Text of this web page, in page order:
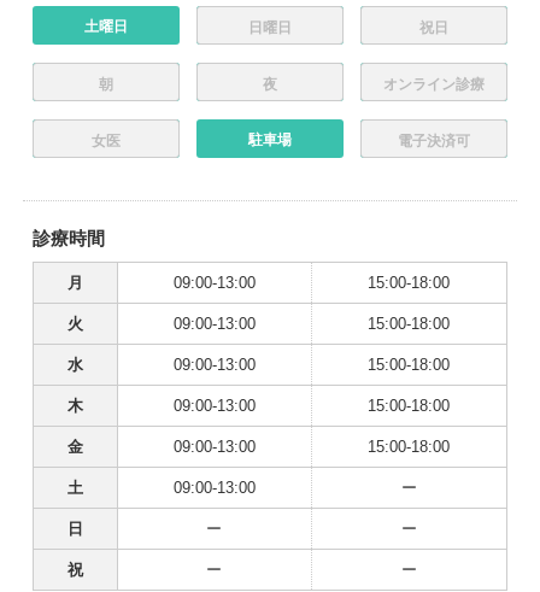
土曜日 日曜日 祝日
朝 夜 オンライン診療
女医 駐車場 電子決済可
診療時間
月 09:00-13:00 15:00-18:00
火 09:00-13:00 15:00-18:00
水 09:00-13:00 15:00-18:00
木 09:00-13:00 15:00-18:00
金 09:00-13:00 15:00-18:00
土 09:00-13:00 ー
日 ー ー
祝 ー ー